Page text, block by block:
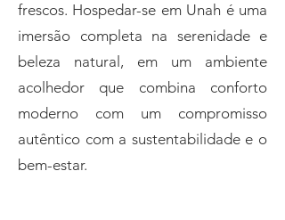
frescos. Hospedar-se em Unah é uma
imersão completa na serenidade e
beleza natural, em um ambiente
acolhedor que combina conforto
moderno com um compromisso
autêntico com a sustentabilidade e o
bem-estar.